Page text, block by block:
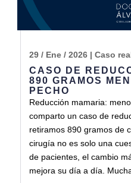
CASO DE
890 GRAMOS
PECHO
29 / Ene / 2026| Caso
Reducción mamaria:
comparto un caso de
retiramos 890 gramos de
cirugía no es solo una
de pacientes, el cambio
mejora su día a día.